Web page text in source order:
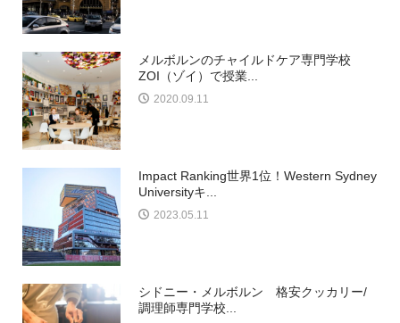
メルボルンのチャイルドケア専門学校
ZOI（ゾイ）で授業...
2020.09.11
Impact Ranking世界1位！Western Sydney
Universityキ...
2023.05.11
シドニー・メルボルン 格安クッカリー/
調理師専門学校...